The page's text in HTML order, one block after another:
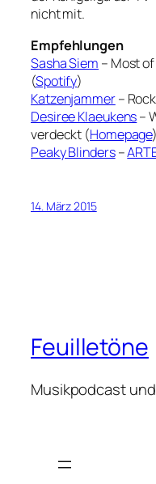
nicht mit.
Empfehlungen
Sasha Siem – Most
(Spotify)
Katzenjammer–
Desiree Klaeukens–
verdeckt (Homepage
Peaky Blinders–
14. März 2015
Feuilletöne
Musikpodcast